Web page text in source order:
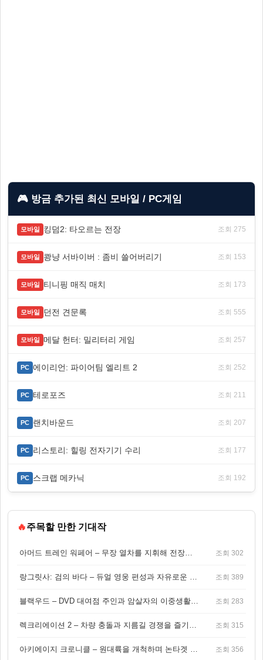
🎮 방금 추가된 최신 모바일 / PC게임
모바일 킹덤2: 타오르는 전장 조회 275
모바일 쾅냥 서바이버 : 좀비 쓸어버리기 조회 153
모바일 티니핑 매직 매치 조회 173
모바일 던전 견문록 조회 555
모바일 메달 헌터: 밀리터리 게임 조회 257
PC 에이리언: 파이어팀 엘리트 2 조회 252
PC 테로포즈 조회 211
PC 랜치바운드 조회 207
PC 리스토리: 힐링 전자기기 수리 조회 177
PC 스크랩 메카닉 조회 192
🔥주목할 만한 기대작
아머드 트레인 워페어 – 무장 열차를 지휘해 전장을 돌파하는 생존 전투 게임 조회 302
랑그릿사: 검의 바다 – 듀얼 영웅 편성과 자유로운 탐험을 결합한 판타지 전략 RPG 조회 389
블랙우드 – DVD 대여점 주인과 암살자의 이중생활을 그린 3인칭 액션 스릴러 게임 조회 283
렉크리에이션 2 – 차량 충돌과 지름길 경쟁을 즐기는 오픈월드 아케이드 레이싱 게임 조회 315
아키에이지 크로니클 – 원대륙을 개척하며 논타겟 전투를 즐기는 오픈월드 MMORPG 조회 356